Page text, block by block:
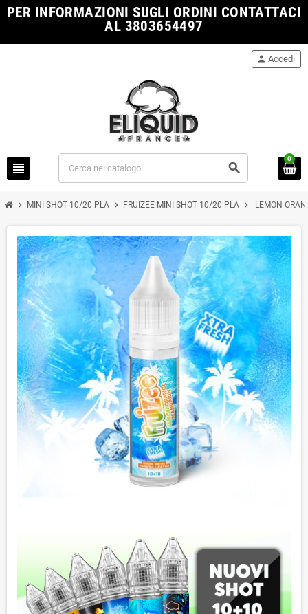
PER INFORMAZIONI SUGLI ORDINI CONTATTACI
AL 3803654497
view_headline search
person Accedi
0
chevron_right MINI SHOT 10/20 PLA chevron_right FRUIZEE MINI SHOT 10/20 PLA chevron_right LEMON